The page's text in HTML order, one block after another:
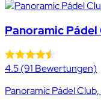
Panoramic Pádel
4.5(91 Bewertungen)
Panoramic Pádel